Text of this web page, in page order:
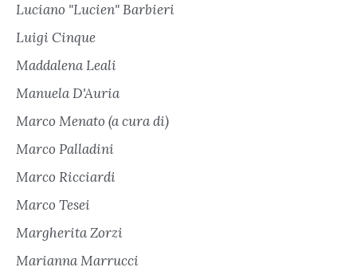
Luciano "Lucien" Barbieri
Luigi Cinque
Maddalena Leali
Manuela D'Auria
Marco Menato (a cura di)
Marco Palladini
Marco Ricciardi
Marco Tesei
Margherita Zorzi
Marianna Marrucci